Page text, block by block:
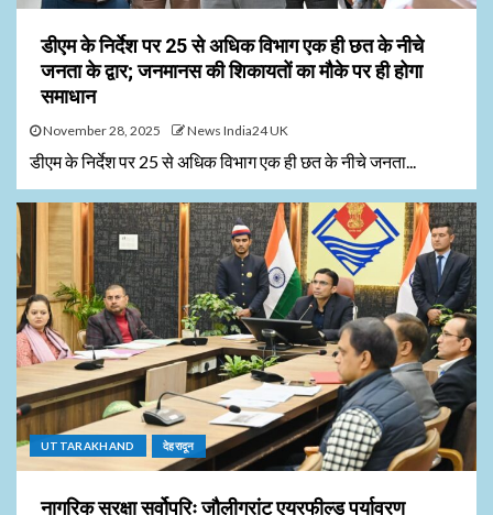
डीएम के निर्देश पर 25 से अधिक विभाग एक ही छत के नीचे
जनता के द्वार; जनमानस की शिकायतों का मौके पर ही होगा
समाधान
November 28, 2025 News India24 UK
डीएम के निर्देश पर 25 से अधिक विभाग एक ही छत के नीचे जनता...
UTTARAKHAND देहरादून
नागरिक सुरक्षा सर्वोपरिः जौलीग्रांट एयरफील्ड पर्यावरण